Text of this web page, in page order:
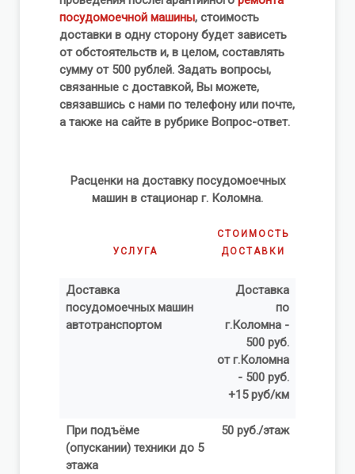
посудомоечной машины, стоимость
доставки в одну сторону будет зависеть
от обстоятельств и, в целом, составлять
сумму от 500 рублей. Задать вопросы,
связанные с доставкой, Вы можете,
связавшись с нами по телефону или почте,
а также на сайте в рубрике Вопрос-ответ.
Расценки на доставку посудомоечных
машин в стационар г. Коломна.
УСЛУГА
СТОИМОСТЬ
ДОСТАВКИ
Доставка
посудомоечных машин
автотранспортом
Доставка
по
г.Коломна -
500 руб.
от г.Коломна
- 500 руб.
+15 руб/км
При подъёме
(опускании) техники до 5
этажа
50 руб./этаж